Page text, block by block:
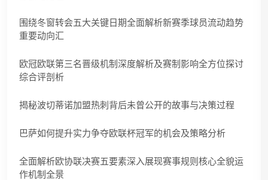
围绕冬窗转会五大关键日期全面解析新赛季球员流动趋势
重要动向汇
欧冠欧联第三名晋级机制深度解析及赛制影响全方位探讨
综合评剖析
揭秘波切蒂诺加盟热刺背后未曾公开的故事与决策过程
巴萨如何提升实力争夺欧联杯冠军的机会及策略分析
全面解析欧协联决赛五要素深入展现赛事规则核心全貌运
作机制全景